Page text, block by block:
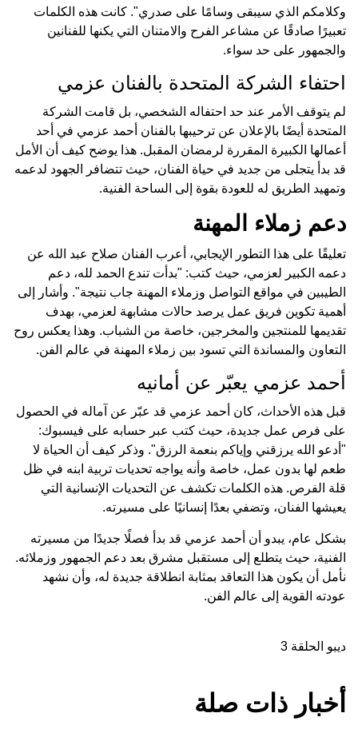
وكلامكم الذي سيبقى وسامًا على صدري". كانت هذه الكلمات
تعبيرًا صادقًا عن مشاعر الفرح والامتنان التي يكنها للفنانين
والجمهور على حد سواء.
احتفاء الشركة المتحدة بالفنان عزمي
لم يتوقف الأمر عند حد احتفاله الشخصي، بل قامت الشركة
المتحدة أيضًا بالإعلان عن ترحيبها بالفنان أحمد عزمي في أحد
أعمالها الكبيرة المقررة لرمضان المقبل. هذا يوضح كيف أن الأمل
قد بدأ يتجلى من جديد في حياة الفنان، حيث تتضافر الجهود لدعمه
وتمهيد الطريق له للعودة بقوة إلى الساحة الفنية.
دعم زملاء المهنة
تعليقًا على هذا التطور الإيجابي، أعرب الفنان صلاح عبد الله عن
دعمه الكبير لعزمي، حيث كتب: "بدأت تندع الحمد لله، دعم
الطيبين في مواقع التواصل وزملاء المهنة جاب نتيجة". وأشار إلى
أهمية تكوين فريق عمل يرصد حالات مشابهة لعزمي، بهدف
تقديمها للمنتجين والمخرجين، خاصة من الشباب. وهذا يعكس روح
التعاون والمساندة التي تسود بين زملاء المهنة في عالم الفن.
أحمد عزمي يعبّر عن أمانيه
قبل هذه الأحداث، كان أحمد عزمي قد عبّر عن آماله في الحصول
على فرص عمل جديدة، حيث كتب عبر حسابه على فيسبوك:
"أدعو الله يرزقني وإياكم بنعمة الرزق". وذكر كيف أن الحياة لا
طعم لها بدون عمل، خاصة وأنه يواجه تحديات تربية ابنه في ظل
قلة الفرص. هذه الكلمات تكشف عن التحديات الإنسانية التي
يعيشها الفنان، وتضفي بعدًا إنسانيًا على مسيرته.
بشكل عام، يبدو أن أحمد عزمي قد بدأ فصلًا جديدًا من مسيرته
الفنية، حيث يتطلع إلى مستقبل مشرق بعد دعم الجمهور وزملائه.
نأمل أن يكون هذا التعاقد بمثابة انطلاقة جديدة له، وأن نشهد
عودته القوية إلى عالم الفن.
ديبو الحلقة 3
أخبار ذات صلة